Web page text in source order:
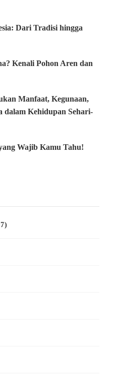
Dari Tradisi hingga
Kenali Pohon Aren dan
Manfaat, Kegunaan,
dalam Kehidupan Sehari-
Wajib Kamu Tahu!